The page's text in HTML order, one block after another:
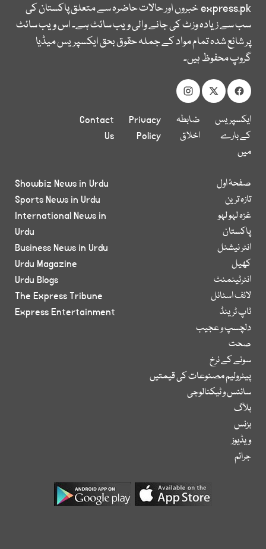
express.pkخبروں اور حالات حاضرہ سے متعلق پاکستان کی
سب سے زیادہ وزٹ کی جانے والی ویب سائٹ ہے۔ اس ویب سائٹ
پر شائع شدہ تمام مواد کے جملہ حقوق بحق ایکسپریس میڈیا
گروپ محفوظ ہیں۔
ایکسپریس
کے بارے
میں
ضابطہ
اخلاق
Privacy
Policy
Contact
Us
صفحۂ اول
تازہ ترین
غزہ لہو لہو
پاکستان
انٹر نیشنل
کھیل
انٹرٹینمنٹ
لائف اسٹائل
ٹاپ ٹرینڈ
دلچسپ و عجیب
صحت
سونے کے نرخ
پیٹرولیم مصنوعات کی قیمتیں
سائنس و ٹیکنالوجی
بلاگ
بزنس
ویڈیوز
جرائم
Showbiz News in Urdu
Sports News in Urdu
International News in
Urdu
Business News in Urdu
Urdu Magazine
Urdu Blogs
The Express Tribune
Express Entertainment